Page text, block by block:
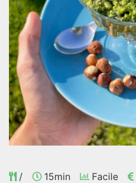
/ 15min Facile